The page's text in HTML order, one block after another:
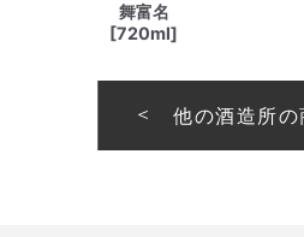
舞富名
[720ml]
他の酒造所の